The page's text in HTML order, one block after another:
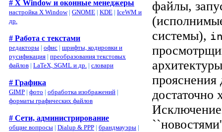
# X Window и оконные менеджеры
настройка X Window| GNOME | KDE | IceWM и
др.
# Работа с текстами
редакторы | офис | шрифты, кодировки и
русификация | преобразования текстовых
файлов | LaTeX, SGML и др. | словари
# Графика
GIMP | фото | обработка изображений |
форматы графических файлов
# Сети, администрирование
общие вопросы | Dialup & PPP | брандмауэры |
файлы,
системы),
достаточно